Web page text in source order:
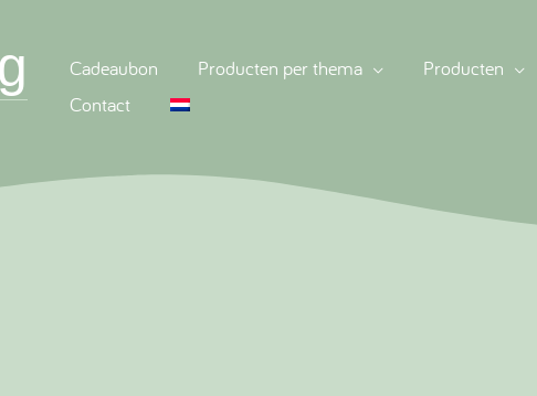
Cadeaubon Producten per thema Producten
Contact